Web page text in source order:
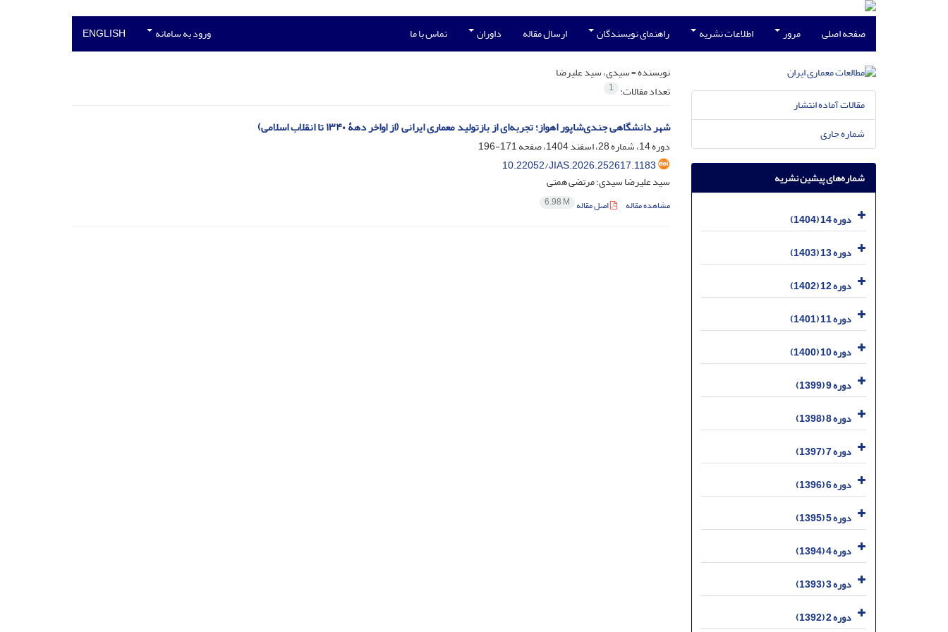
صفحه اصلی مرور اطلاعات نشریه راهنمای نویسندگان ارسال مقاله داوران تماس با ما ورود به سامانه ENGLISH
نویسنده =سیدی، سید علیرضا
تعداد مقالات: 1
شهر دانشگاهی جندی‌شاپور اهواز؛ تجربه‌ای از بازتولید معماری ایرانی (از اواخر دهۀ ۱۳۴۰ تا انقلاب اسلامی)
دوره 14، شماره 28، اسفند 1404، صفحه
171-196
10.22052/JIAS.2026.252617.1183
سید علیرضا سیدی؛ مرتضی همتی
مشاهده مقاله اصل مقاله 6.98 M
مقالات آماده انتشار
شماره جاری
شماره‌های پیشین نشریه
دوره 14 (1404)
دوره 13 (1403)
دوره 12 (1402)
دوره 11 (1401)
دوره 10 (1400)
دوره 9 (1399)
دوره 8 (1398)
دوره 7 (1397)
دوره 6 (1396)
دوره 5 (1395)
دوره 4 (1394)
دوره 3 (1393)
دوره 2 (1392)